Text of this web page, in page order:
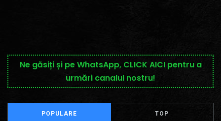
Ne găsiți și pe WhatsApp, CLICK AICI pentru a
urmări canalul nostru!
POPULARE TOP